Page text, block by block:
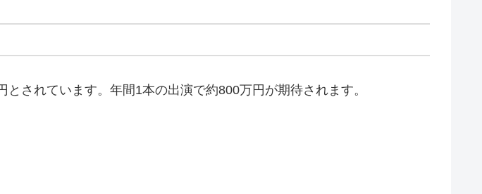
されています。年間1本の出演で約800万円が期待されます。